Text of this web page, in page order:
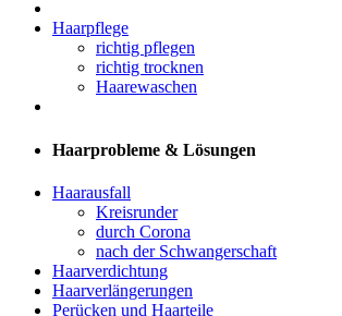
Haarpflege
richtig pflegen
richtig trocknen
Haarewaschen
Haarprobleme & Lösungen
Haarausfall
Kreisrunder
durch Corona
nach der Schwangerschaft
Haarverdichtung
Haarverlängerungen
Perücken und Haarteile